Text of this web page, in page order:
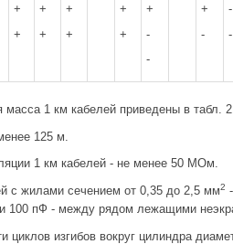
+
+
+
+
+
+
+
+
+
-
-
+
-
-
-
1 км кабелей приведены в табл. 2.
125 м.
1 км кабелей - не менее 50 МОм.
с жилами сечением от 0,35 до 2,5 мм2
100 пФ - между рядом лежащими
изгибов вокруг цилиндра